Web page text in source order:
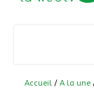
Accueil / A la une